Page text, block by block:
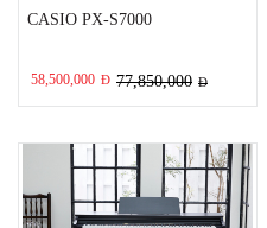
CASIO PX-S7000
58,500,000 Đ 77,850,000 Đ